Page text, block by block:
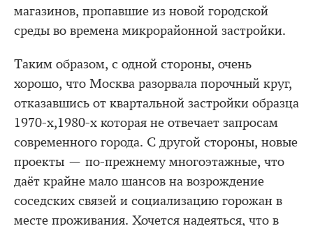
магазинов, пропавшие из новой городской
среды во времена микрорайонной застройки.
Таким образом, с одной стороны, очень
хорошо, что Москва разорвала порочный круг,
отказавшись от квартальной застройки образца
1970-х,1980-х которая не отвечает запросам
современного города. С другой стороны, новые
проекты — по-прежнему многоэтажные, что
даёт крайне мало шансов на возрождение
соседских связей и социализацию горожан в
месте проживания. Хочется надеяться, что в